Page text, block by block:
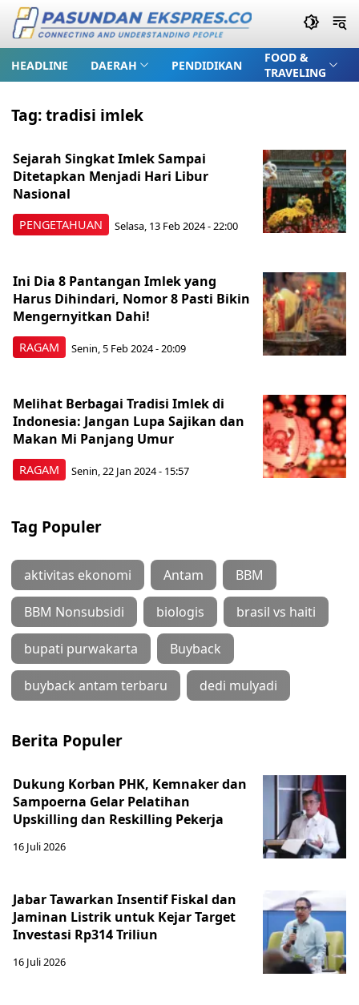
HEADLINE DAERAH PENDIDIKAN
FOOD &
TRAVELING
Tag:tradisi imlek
PENGETAHUAN
Sejarah Singkat Imlek Sampai
Ditetapkan Menjadi Hari Libur
Nasional
Selasa, 13 Feb 2024 - 22:00
RAGAM
Ini Dia 8 Pantangan Imlek yang
Harus Dihindari, Nomor 8 Pasti Bikin
Mengernyitkan Dahi!
Senin, 5 Feb 2024 - 20:09
RAGAM
Melihat Berbagai Tradisi Imlek di
Indonesia: Jangan Lupa Sajikan dan
Makan Mi Panjang Umur
Senin, 22 Jan 2024 - 15:57
Tag Populer
aktivitas ekonomi Antam BBM
BBM Nonsubsidi biologis brasil vs haiti
bupati purwakarta Buyback
buyback antam terbaru dedi mulyadi
Berita Populer
Dukung Korban PHK, Kemnaker dan
Sampoerna Gelar Pelatihan
Upskilling dan Reskilling Pekerja
16 Juli 2026
Jabar Tawarkan Insentif Fiskal dan
Jaminan Listrik untuk Kejar Target
Investasi Rp314 Triliun
16 Juli 2026